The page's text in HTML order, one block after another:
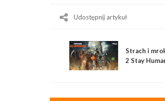
Udostępnij artykuł
Strach i
2 Stay